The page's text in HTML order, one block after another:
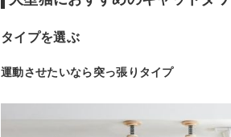
タイプを選ぶ
運動させたいなら突っ張りタイプ